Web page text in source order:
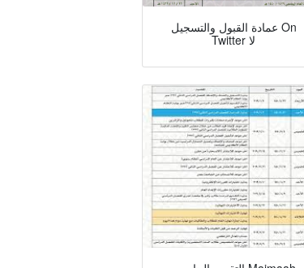
عمادة القبول والتسجيل On
Twitter لا